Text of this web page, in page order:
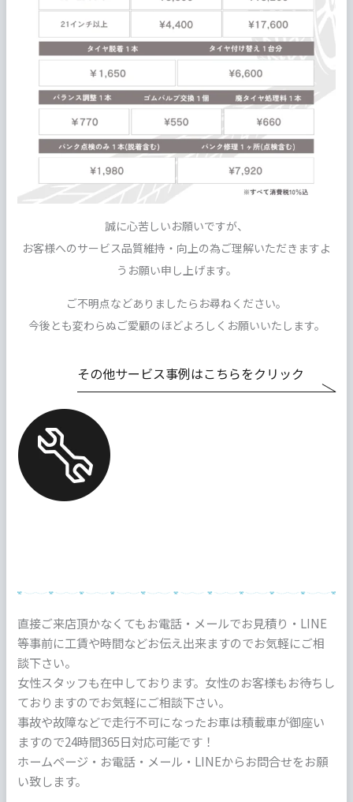
誠に心苦しいお願いですが、
お客様へのサービス品質維持・向上の為ご理解いただきますよ
うお願い申し上げます。
ご不明点などありましたらお尋ねください。
今後とも変わらぬご愛顧のほどよろしくお願いいたします。
その他サービス事例はこちらをクリック
直接ご来店頂かなくてもお電話・メールでお見積り・LINE
等事前に工賃や時間などお伝え出来ますのでお気軽にご相
談下さい。
女性スタッフも在中しております。女性のお客様もお待ちし
ておりますのでお気軽にご相談下さい。
事故や故障などで走行不可になったお車は積載車が御座い
ますので24時間365日対応可能です！
ホームページ・お電話・メール・LINEからお問合せをお願
い致します。